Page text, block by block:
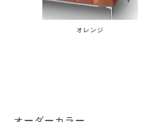
オレンジ